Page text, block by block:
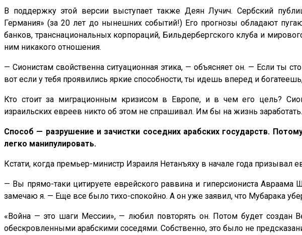
В поддержку этой версии выступает также Деян Лучич. Сербский
Германия» (за 20 лет до нынешних событий!) Его прогнозы обладают
банков, транснациональных корпораций, Бильдербергского клуба и
ним никакого отношения.
— Сионистам свойственна ситуационная этика, — объясняет он. — Если ты
вот если у тебя проявились яркие способности, ты идешь вперед и
Кто стоит за миграционным кризисом в Европе, и в чем его цель?
израильских евреев никто об этом не спрашивал. Им бы на жизнь
Способ — разрушение и зачистки соседних арабских государств.
легко манипулировать.
Кстати, когда премьер-министр Израиля Нетанъяху в начале года
— Вы прямо-таки цитируете еврейского раввина и гиперсиониста
замечаю я. — Еще все было тихо-спокойно. А он уже заявил, что Мубарака
«Война — это шаги Мессии», — любил повторять он. Потом будет создан
обескровленными арабскими соседями. Собственно, это было не